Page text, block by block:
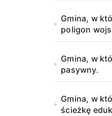
Gmina, w
poligon
Gmina, w
pasywny.
Gmina, w
ścieżkę